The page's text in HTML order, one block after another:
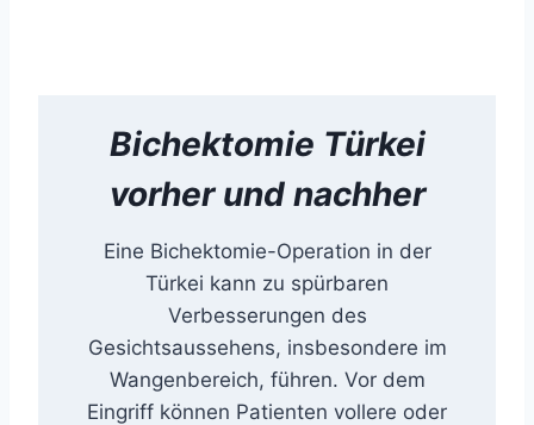
Bichektomie Türkei
vorher und nachher
Eine Bichektomie-Operation in der
Türkei kann zu spürbaren
Verbesserungen des
Gesichtsaussehens, insbesondere im
Wangenbereich, führen. Vor dem
Eingriff können Patienten vollere oder